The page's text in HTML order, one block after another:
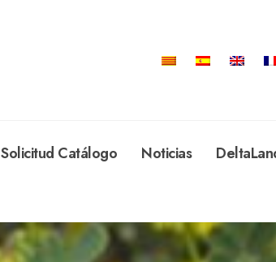
Solicitud Catálogo Noticias